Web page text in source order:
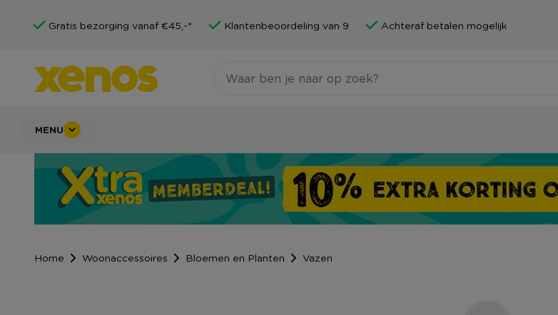
Gratis bezorging vanaf €45,-* Klantenbeoordeling van 9 Achteraf betalen mogelijk
MENU
Home Woonaccessoires Bloemen en Planten Vazen